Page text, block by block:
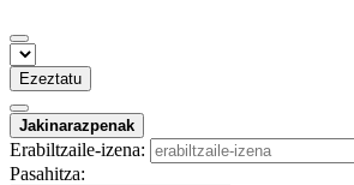
Ezeztatu
Jakinarazpenak
Erabiltzaile-izena:
Pasahitza: